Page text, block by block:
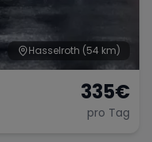
Hasselroth (54 km)
335€
pro Tag